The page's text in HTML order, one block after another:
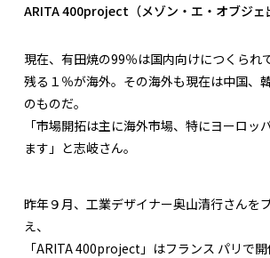
ARITA 400project（メゾン・エ・オブジェ
現在、有田焼の99％は国内向けにつくられ
残る１％が海外。その海外も現在は中国、
のものだ。
「市場開拓は主に海外市場、特にヨーロッ
ます」と志岐さん。
昨年９月、工業デザイナー奥山清行さんを
え、
「ARITA 400project」はフランス パリで